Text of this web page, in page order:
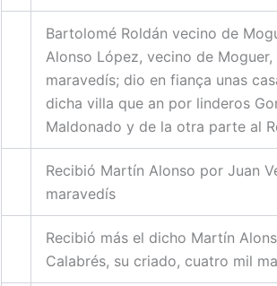
Bartolomé Roldán vecino de
Alonso López, vecino de
maravedís; dio en fiança unas
dicha villa que an por linderos
Maldonado y de la otra parte al
Recibió Martín Alonso por Juan
maravedís
Recibió más el dicho Martín
Calabrés, su criado, cuatro mil